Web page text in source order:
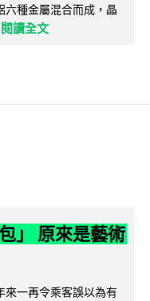
六種金屬混合而成，晶
閱讀全文
」 原來是藝術
來一再令乘客誤以為有